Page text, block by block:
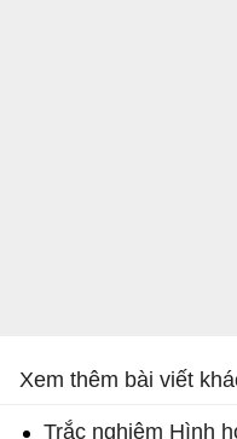
Xem thêm bài viết
Trắc nghiệm Hình